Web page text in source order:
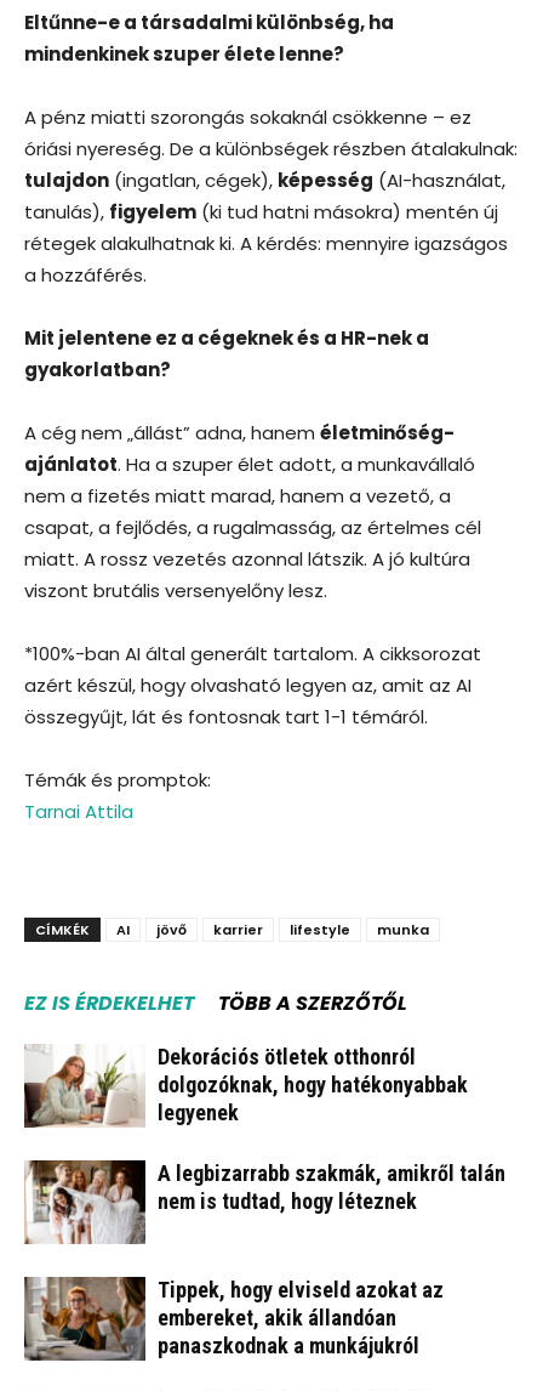
Eltűnne-e a társadalmi különbség, ha
mindenkinek szuper élete lenne?
A pénz miatti szorongás sokaknál csökkenne – ez
óriási nyereség. De a különbségek részben átalakulnak:
tulajdon (ingatlan, cégek), képesség (AI-használat,
tanulás), figyelem (ki tud hatni másokra) mentén új
rétegek alakulhatnak ki. A kérdés: mennyire igazságos
a hozzáférés.
Mit jelentene ez a cégeknek és a HR-nek a
gyakorlatban?
A cég nem „állást” adna, hanem életminőség-
ajánlatot. Ha a szuper élet adott, a munkavállaló
nem a fizetés miatt marad, hanem a vezető, a
csapat, a fejlődés, a rugalmasság, az értelmes cél
miatt. A rossz vezetés azonnal látszik. A jó kultúra
viszont brutális versenyelőny lesz.
*100%-ban AI által generált tartalom. A cikksorozat
azért készül, hogy olvasható legyen az, amit az AI
összegyűjt, lát és fontosnak tart 1-1 témáról.
Témák és promptok:
Tarnai Attila
CÍMKÉK AI jövő karrier lifestyle munka
EZ IS ÉRDEKELHET TÖBB A SZERZŐTŐL
Dekorációs ötletek otthonról
dolgozóknak, hogy hatékonyabbak
legyenek
A legbizarrabb szakmák, amikről talán
nem is tudtad, hogy léteznek
Tippek, hogy elviseld azokat az
embereket, akik állandóan
panaszkodnak a munkájukról